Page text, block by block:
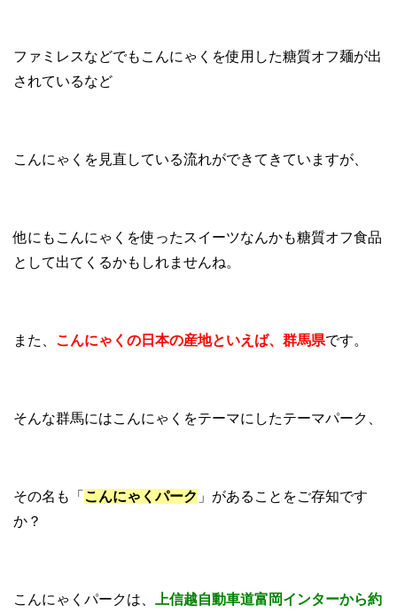
ファミレスなどでもこんにゃくを使用した糖質オフ麺が出
されているなど
こんにゃくを見直している流れができてきていますが、
他にもこんにゃくを使ったスイーツなんかも糖質オフ食品
として出てくるかもしれませんね。
また、 こんにゃくの日本の産地といえば、群馬県です。
そんな群馬にはこんにゃくをテーマにしたテーマパーク、
その名も「 こんにゃくパーク 」があることをご存知です
か？
こんにゃくパークは、
上信越自動車道富岡インターから約